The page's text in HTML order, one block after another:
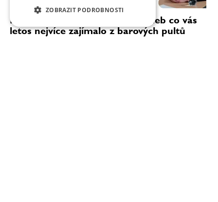
Nejčtenější články roku 2023 aneb co vás
letos nejvíce zajímalo z barových pultů
ZOBRAZIT PODROBNOSTI